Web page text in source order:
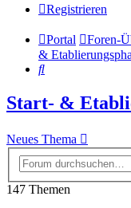
Registrieren
Portal Foren-
&
Suche
Start- &
Neues Thema
147 Themen